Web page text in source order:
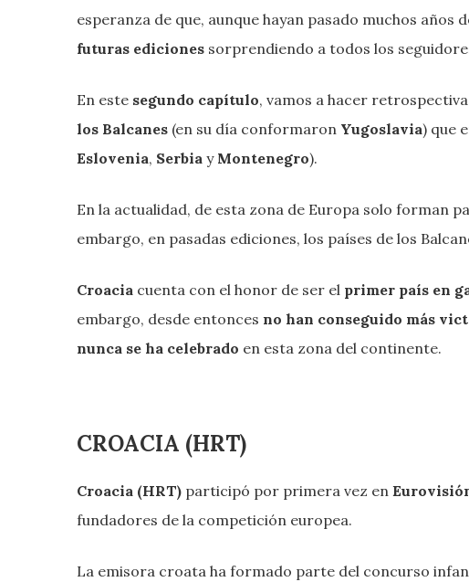
esperanza de que, aunque hayan pasado muchos años
futuras ediciones sorprendiendo a todos los
En este segundo capítulo, vamos a hacer retrospectiva
los Balcanes (en su día conformaron Yugoslavia) que
Eslovenia, Serbia yMontenegro).
En la actualidad, de esta zona de Europa solo forman
embargo, en pasadas ediciones, los países de los
Croacia cuenta con el honor de ser el primer país en
embargo, desde entonces no han conseguido más
nunca se ha celebrado en esta zona del continente.
CROACIA (HRT)
Croacia (HRT) participó por primera vez en
fundadores de la competición europea.
La emisora croata ha formado parte del concurso